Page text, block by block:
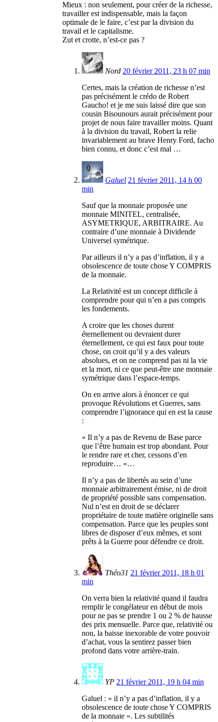
Mieux : non seulement, pour créer de la richesse,
travailler est indispensable, mais la façon
optimale de le faire, c’est par la division du
travail et le capitalisme.
Zut et crotte, n’est-ce pas ?
Nord 20 février 2011, 23 h 07 min
Certes, mais la création de richesse n’est
pas précisément le crédo de Robert
Gaucho! et je me suis laissé dire que son
cousin Bisounours aurait précisément pour
projet de nous faire travailler moins. Quant
à la division du travail, Robert la relie
invariablement au brave Henry Ford, facho
bien connu, et donc c’est mal …
Galuel 21 février 2011, 14 h 00
min
Sauf que la monnaie proposée une
monnaie MINITEL, centralisée,
ASYMETRIQUE, ARBITRAIRE. Au
contraire d’une monnaie à Dividende
Universel symétrique.
Par ailleurs il n’y a pas d’inflation, il y a
obsolescence de toute chose Y COMPRIS
de la monnaie.
La Relativité est un concept difficile à
comprendre pour qui n’en a pas compris
les fondements.
A croire que les choses durent
éternellement ou devraient durer
éternellement, ce qui est faux pour toute
chose, on croit qu’il y a des valeurs
absolues, et on ne comprend pas ni la vie
et la mort, ni ce que peut-être une monnaie
symétrique dans l’espace-temps.
On en arrive alors à énoncer ce qui
provoque Révolutions et Guerres, sans
comprendre l’ignorance qui en est la cause
:
« Il n’y a pas de Revenu de Base parce
que l’être humain est trop abondant. Pour
le rendre rare et cher, cessons d’en
reproduire… »…
Il n’y a pas de libertés au sein d’une
monnaie arbitrairement émise, ni de droit
de propriété possible sans compensation.
Nul n’est en droit de se déclarer
propriétaire de toute matière originelle sans
compensation. Parce que les peuples sont
libres de disposer d’eux mêmes, et sont
prêts à la Guerre pour défendre ce droit.
Théo31 21 février 2011, 18 h 01
min
On verra bien la relativité quand il faudra
remplir le congélateur en début de mois
pour ne pas se prendre 1 ou 2 % de hausse
des prix mensuelle. Parce que, relativité ou
non, la baisse inexorable de votre pouvoir
d’achat, vous la sentirez passer bien
profond dans votre arrière-train.
YP 21 février 2011, 19 h 04 min
Galuel : « il n’y a pas d’inflation, il y a
obsolescence de toute chose Y COMPRIS
de la monnaie ». Les subtilités